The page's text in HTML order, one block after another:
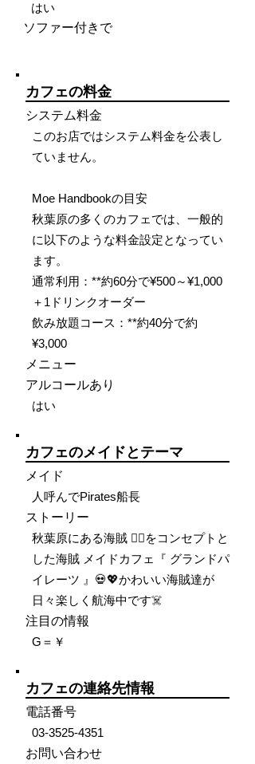
はい
ソファー付きで
カフェの料金
システム料金
このお店ではシステム料金を公表し
ていません。
Moe Handbookの目安
秋葉原の多くのカフェでは、一般的
に以下のような料金設定となってい
ます。
通常利用：**約60分で¥500～¥1,000
＋1ドリンクオーダー
飲み放題コース：**約40分で約
¥3,000
メニュー
アルコールあり
はい
カフェのメイドとテーマ
メイド
人呼んでPirates船長
ストーリー
秋葉原にある海賊 🏴‍☠️をコンセプトと
した海賊 メイドカフェ『 グランドパ
イレーツ 』💀💖かわいい海賊達が
日々楽しく航海中です☠️
注目の情報
G＝￥
カフェの連絡先情報
電話番号
03-3525-4351
お問い合わせ